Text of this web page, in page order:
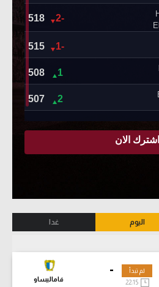
اليوم غدا
-
فاماليساو
لم تبدأ
22:15